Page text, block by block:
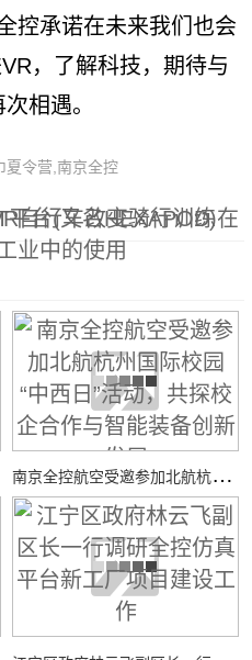
控承诺在未来我们也会
，了解科技，期待与
相遇。
夏令营,南京全控
平台(又名HEXAPOD)在
业中的使用
自行车改变骑行训练
南
京全控航空受邀参加北航杭州国际校园“中西日”活动，共探校企合作与智能装备创新发展